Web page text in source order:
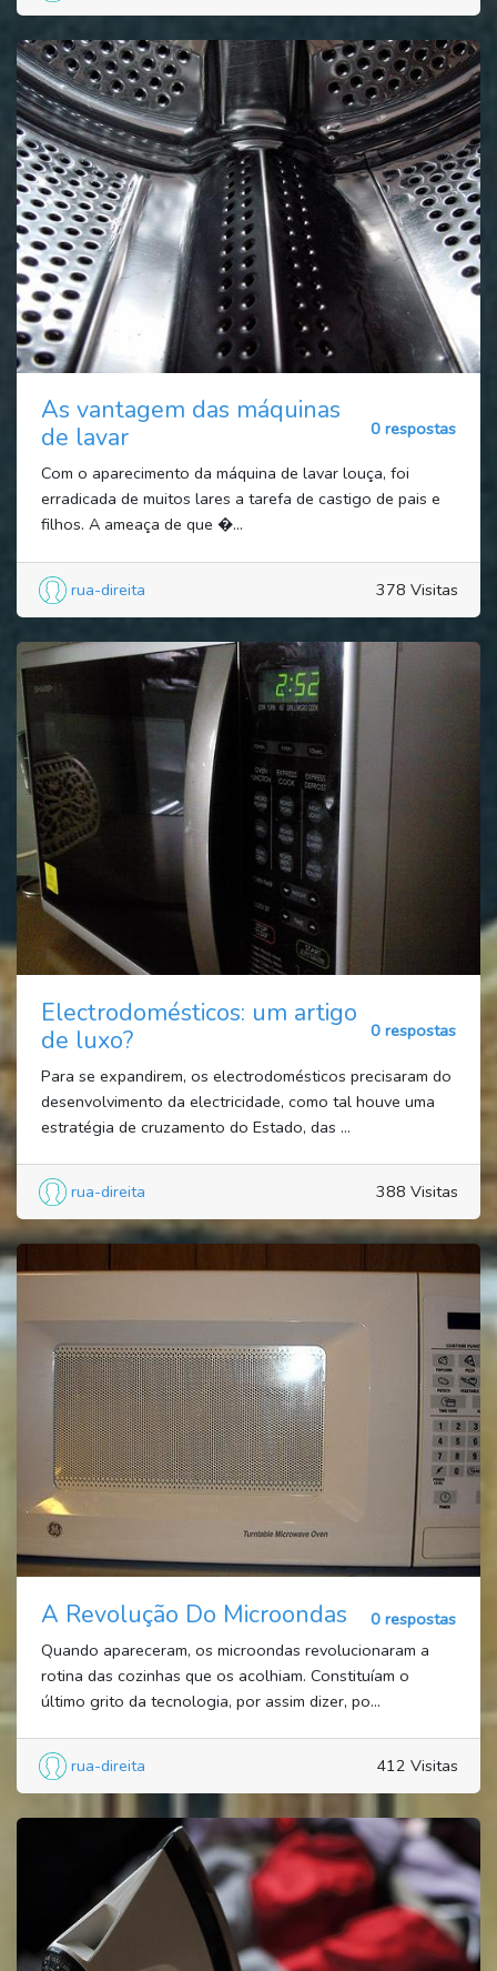
As vantagem das máquinas
de lavar
0 respostas
Com o aparecimento da máquina de lavar louça, foi
erradicada de muitos lares a tarefa de castigo de pais e
filhos. A ameaça de que �...
rua-direita 378 Visitas
Electrodomésticos: um artigo
de luxo?
0 respostas
Para se expandirem, os electrodomésticos precisaram do
desenvolvimento da electricidade, como tal houve uma
estratégia de cruzamento do Estado, das ...
rua-direita 388 Visitas
A Revolução Do Microondas
0 respostas
Quando apareceram, os microondas revolucionaram a
rotina das cozinhas que os acolhiam. Constituíam o
último grito da tecnologia, por assim dizer, po...
rua-direita 412 Visitas